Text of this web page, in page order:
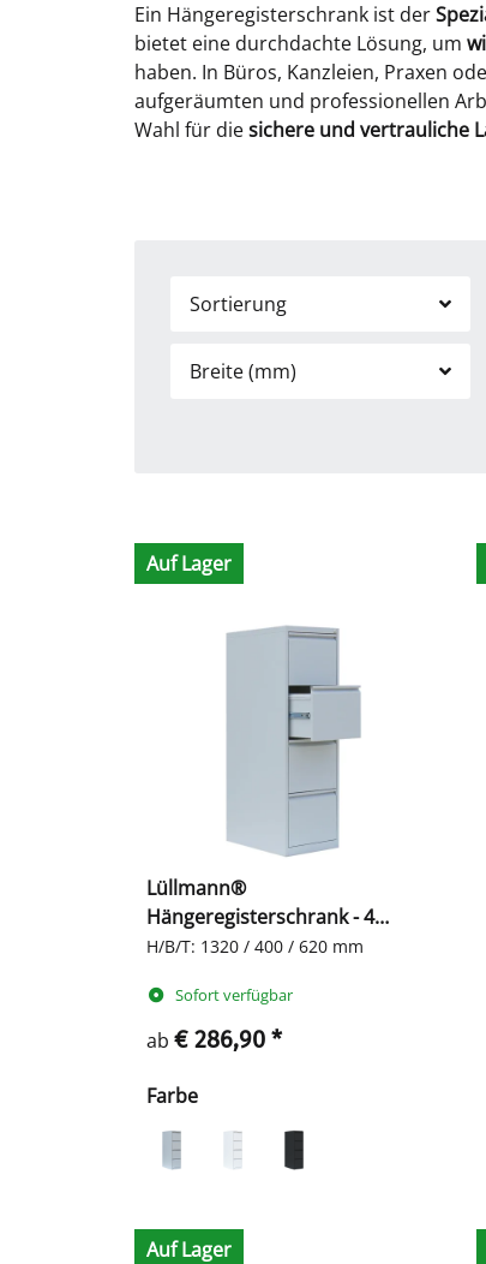
Ein Hängeregisterschrank ist der
bietet eine durchdachte Lösung, um
haben. In Büros, Kanzleien, Praxen
aufgeräumten und professionellen
Wahl für diesichere und vertrauliche
Sortierung
Breite (mm)
Auf Lager
Lüllmann®
Hängeregisterschrank - 4
einbahnige Schubladen
H/B/T: 1320 / 400 / 620 mm
Sofort verfügbar
ab € 286,90 *
Farbe
Auf Lager